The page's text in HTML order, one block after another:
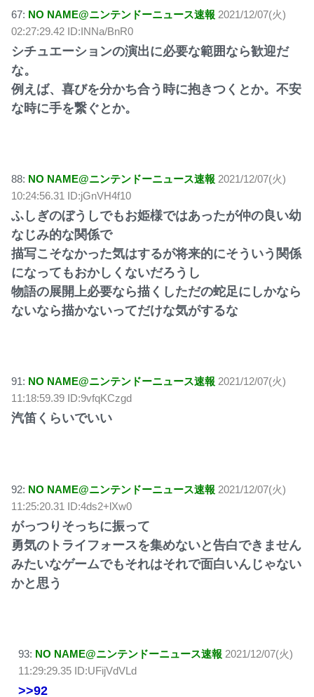
67: NO NAME@ニンテンドーニュース速報 2021/12/07(火)
02:27:29.42 ID:INNa/BnR0
シチュエーションの演出に必要な範囲なら歓迎だ
な。
例えば、喜びを分かち合う時に抱きつくとか。不安
な時に手を繋ぐとか。
88: NO NAME@ニンテンドーニュース速報 2021/12/07(火)
10:24:56.31 ID:jGnVH4f10
ふしぎのぼうしでもお姫様ではあったが仲の良い幼
なじみ的な関係で
描写こそなかった気はするが将来的にそういう関係
になってもおかしくないだろうし
物語の展開上必要なら描くしただの蛇足にしかなら
ないなら描かないってだけな気がするな
91: NO NAME@ニンテンドーニュース速報 2021/12/07(火)
11:18:59.39 ID:9vfqKCzgd
汽笛くらいでいい
92: NO NAME@ニンテンドーニュース速報 2021/12/07(火)
11:25:20.31 ID:4ds2+lXw0
がっつりそっちに振って
勇気のトライフォースを集めないと告白できません
みたいなゲームでもそれはそれで面白いんじゃない
かと思う
93: NO NAME@ニンテンドーニュース速報 2021/12/07(火)
11:29:29.35 ID:UFijVdVLd
>>92